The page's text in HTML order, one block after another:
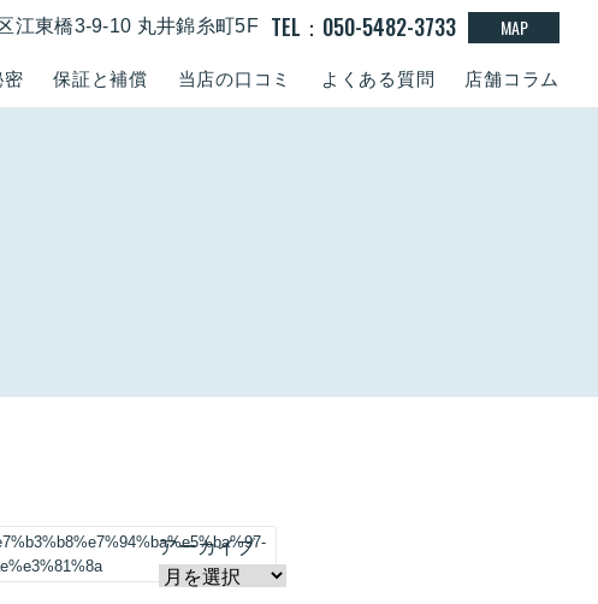
密 保証と補償 当店の口コミ よくある質問 店舗コラム
江東橋3-9-10 丸井錦糸町5F TEL：050-5482-3733 MAP
アーカイブ